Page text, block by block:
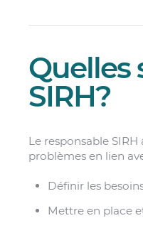
Quelles
SIRH?
Le responsable
problèmes en lien
Définir les
Mettre en place